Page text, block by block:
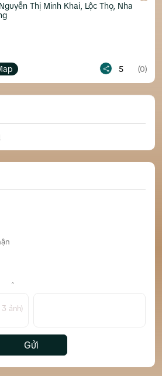
Khai, Lộc Thọ, Nha
Chỉ
ảnh)
Gửi